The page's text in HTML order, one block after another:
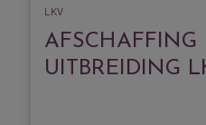
LKV
AFSCHAFFING
UITBREIDING